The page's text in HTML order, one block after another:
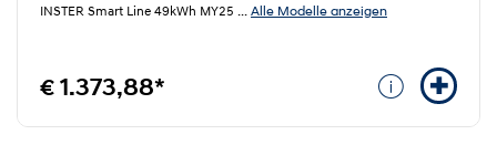
INSTER Smart Line 49kWh MY25 ... Alle Modelle anzeigen
€ 1.373,88*